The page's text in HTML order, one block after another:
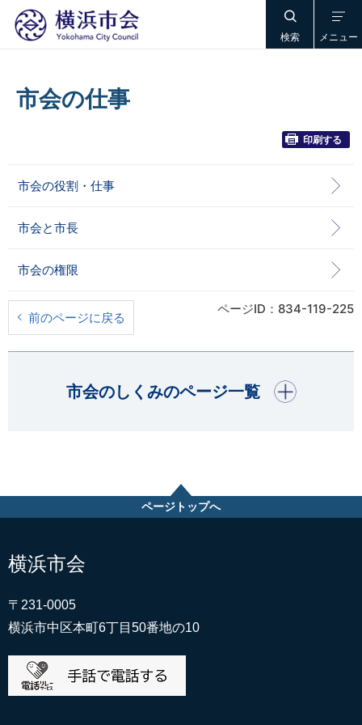
検索 メニュー
市会の仕事
印刷する
市会の役割・仕事
市会と市長
市会の権限
前のページに戻る
ページID：834-119-225
市会のしくみのページ一覧
開く
ページトップへ
横浜市会
〒231-0005
横浜市中区本町6丁目50番地の10